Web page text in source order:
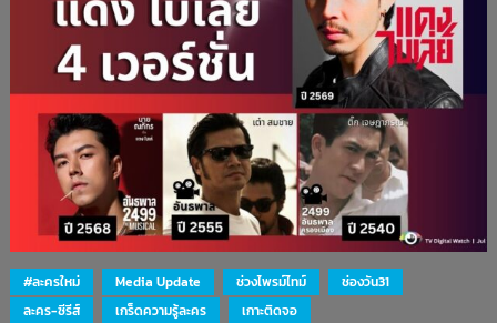
#ละครใหม่ Media Update ช่วงไพรม์ไทม์
ช่องวัน31
ละคร-ซีรีส์
เกร็ดความรู้ละคร เกาะติดจอ